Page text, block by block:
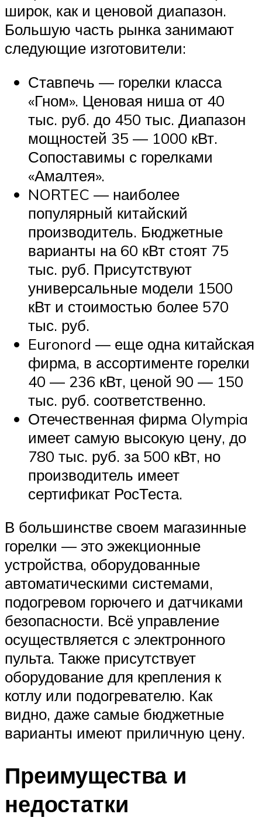
широк, как и ценовой диапазон.
Большую часть рынка занимают
следующие изготовители:
Ставпечь — горелки класса
«Гном». Ценовая ниша от 40
тыс. руб. до 450 тыс. Диапазон
мощностей 35 — 1000 кВт.
Сопоставимы с горелками
«Амалтея».
NORTEC — наиболее
популярный китайский
производитель. Бюджетные
варианты на 60 кВт стоят 75
тыс. руб. Присутствуют
универсальные модели 1500
кВт и стоимостью более 570
тыс. руб.
Euronord — еще одна китайская
фирма, в ассортименте горелки
40 — 236 кВт, ценой 90 — 150
тыс. руб. соответственно.
Отечественная фирма Olympia
имеет самую высокую цену, до
780 тыс. руб. за 500 кВт, но
производитель имеет
сертификат РосТеста.
В большинстве своем магазинные
горелки — это эжекционные
устройства, оборудованные
автоматическими системами,
подогревом горючего и датчиками
безопасности. Всё управление
осуществляется с электронного
пульта. Также присутствует
оборудование для крепления к
котлу или подогревателю. Как
видно, даже самые бюджетные
варианты имеют приличную цену.
Преимущества и
недостатки